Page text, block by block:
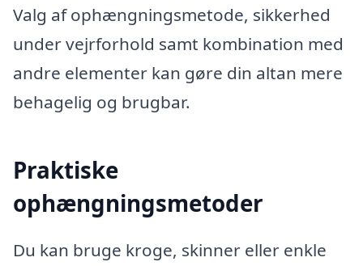
Valg af ophængningsmetode, sikkerhed
under vejrforhold samt kombination med
andre elementer kan gøre din altan mere
behagelig og brugbar.
Praktiske
ophængningsmetoder
Du kan bruge kroge, skinner eller enkle